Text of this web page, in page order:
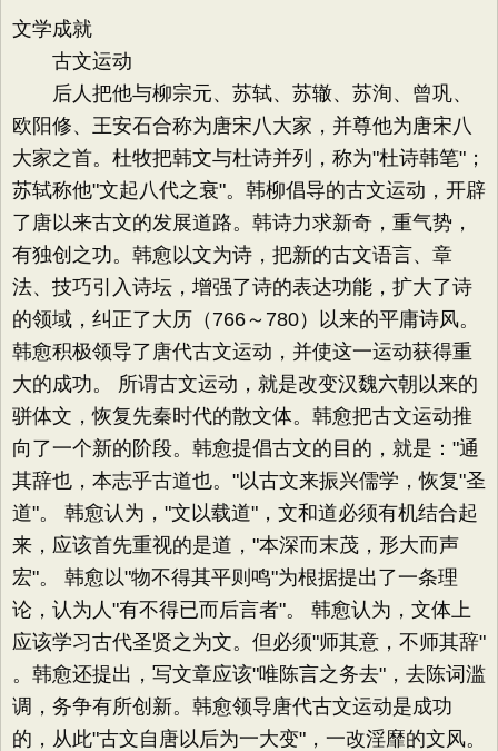
文学成就
古文运动
后人把他与柳宗元、苏轼、苏辙、苏洵、曾巩、
欧阳修、王安石合称为唐宋八大家，并尊他为唐宋八
大家之首。杜牧把韩文与杜诗并列，称为"杜诗韩笔"；
苏轼称他"文起八代之衰"。韩柳倡导的古文运动，开辟
了唐以来古文的发展道路。韩诗力求新奇，重气势，
有独创之功。韩愈以文为诗，把新的古文语言、章
法、技巧引入诗坛，增强了诗的表达功能，扩大了诗
的领域，纠正了大历（766～780）以来的平庸诗风。
韩愈积极领导了唐代古文运动，并使这一运动获得重
大的成功。 所谓古文运动，就是改变汉魏六朝以来的
骈体文，恢复先秦时代的散文体。韩愈把古文运动推
向了一个新的阶段。韩愈提倡古文的目的，就是："通
其辞也，本志乎古道也。"以古文来振兴儒学，恢复"圣
道"。 韩愈认为，"文以载道"，文和道必须有机结合起
来，应该首先重视的是道，"本深而末茂，形大而声
宏"。 韩愈以"物不得其平则鸣"为根据提出了一条理
论，认为人"有不得已而后言者"。 韩愈认为，文体上
应该学习古代圣贤之为文。但必须"师其意，不师其辞"
。韩愈还提出，写文章应该"唯陈言之务去"，去陈词滥
调，务争有所创新。韩愈领导唐代古文运动是成功
的，从此"古文自唐以后为一大变"，一改淫靡的文风。